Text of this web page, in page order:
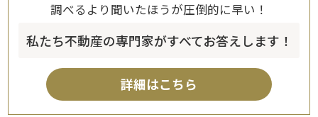
調べるより聞いたほうが圧倒的に早い！
私たち不動産の専門家がすべてお答えします！
詳細はこちら